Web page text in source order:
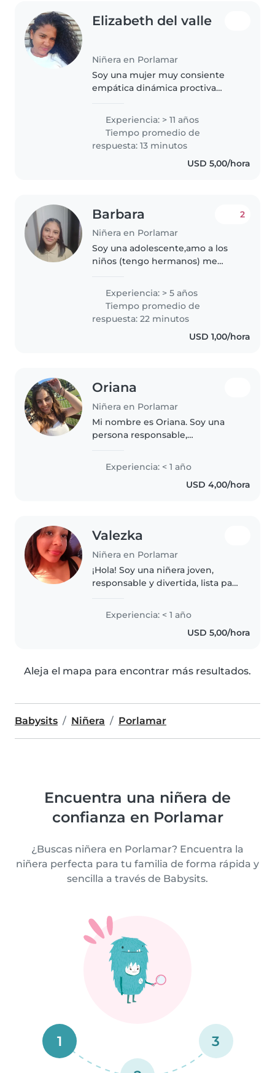
Elizabeth del valle
Niñera en Porlamar
Soy una mujer muy consiente
empática dinámica proctiva
contrata soy transparente lo q no
me gusta lo converso y soy de
mente..
Experiencia: > 11 años
Tiempo promedio de
respuesta: 13 minutos
USD 5,00/hora
Barbara
Niñera en Porlamar
2
Soy una adolescente,amo a los
niños (tengo hermanos) me
niños,y además ayudar un poco a
mi madre. Cocino. Limpio. Me
adapto rápido. Soy buena con los
cuentos..
Experiencia: > 5 años
Tiempo promedio de
respuesta: 22 minutos
USD 1,00/hora
Oriana
Niñera en Porlamar
Mi nombre es Oriana. Soy una
persona responsable,
He trabajado con niños en
colegios ayudandoles con su
aprendizaje en inglés y
Experiencia: < 1 año
USD 4,00/hora
Valezka
Niñera en Porlamar
¡Hola! Soy una niñera joven,
responsable y divertida, lista para
dedicación. Aunque soy nueva
en el cuidado infantil, tengo
habilidades como dibujar,..
Experiencia: < 1 año
USD 5,00/hora
Aleja el mapa para encontrar más resultados.
Babysits Niñera Porlamar
Encuentra una niñera de
confianza en Porlamar
¿Buscas niñera en Porlamar? Encuentra la
niñera perfecta para tu familia de forma rápida y
sencilla a través de Babysits.
1 3